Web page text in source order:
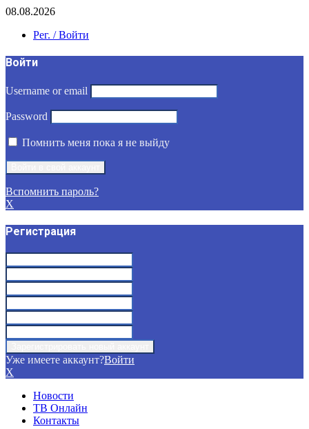
08.08.2026
Рег. / Войти
Войти
Username or email
Password
Помнить меня пока я не выйду
Вспомнить пароль?
X
Регистрация
Уже имеете аккаунт?Войти
X
Новости
ТВ Онлайн
Контакты